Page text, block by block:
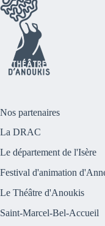
Nos partenaires
La DRAC
Le département de l'Isère
Festival d'animation
Le Théâtre d'Anoukis
Saint-Marcel-Bel-Accueil